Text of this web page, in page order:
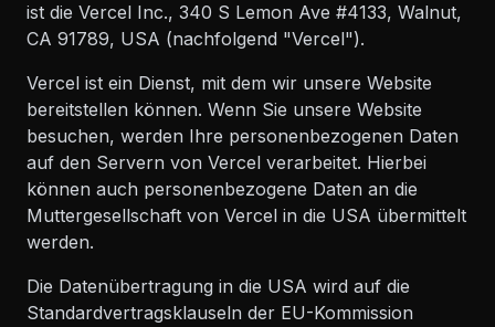
ist die Vercel Inc., 340 S Lemon Ave #4133, Walnut,
CA 91789, USA (nachfolgend "Vercel").
Vercel ist ein Dienst, mit dem wir unsere Website
bereitstellen können. Wenn Sie unsere Website
besuchen, werden Ihre personenbezogenen Daten
auf den Servern von Vercel verarbeitet. Hierbei
können auch personenbezogene Daten an die
Muttergesellschaft von Vercel in die USA übermittelt
werden.
Die Datenübertragung in die USA wird auf die
Standardvertragsklauseln der EU-Kommission